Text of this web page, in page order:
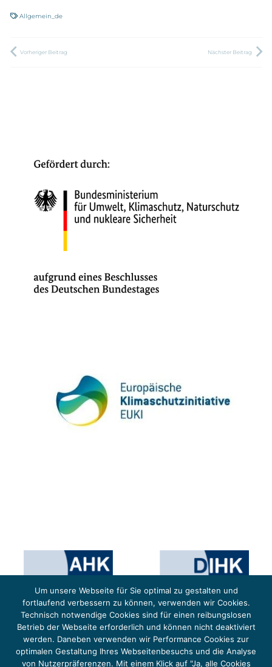
Allgemein_de
Vorheriger Beitrag Nächster Beitrag
Um unsere Webseite für Sie optimal zu gestalten und
fortlaufend verbessern zu können, verwenden wir Cookies.
Technisch notwendige Cookies sind für einen reibungslosen
Betrieb der Webseite erforderlich und können nicht deaktiviert
werden. Daneben verwenden wir Performance Cookies zur
optimalen Gestaltung Ihres Webseitenbesuchs und die Analyse
von Nutzerpräferenzen. Mit einem Klick auf "Ja, alle Cookies